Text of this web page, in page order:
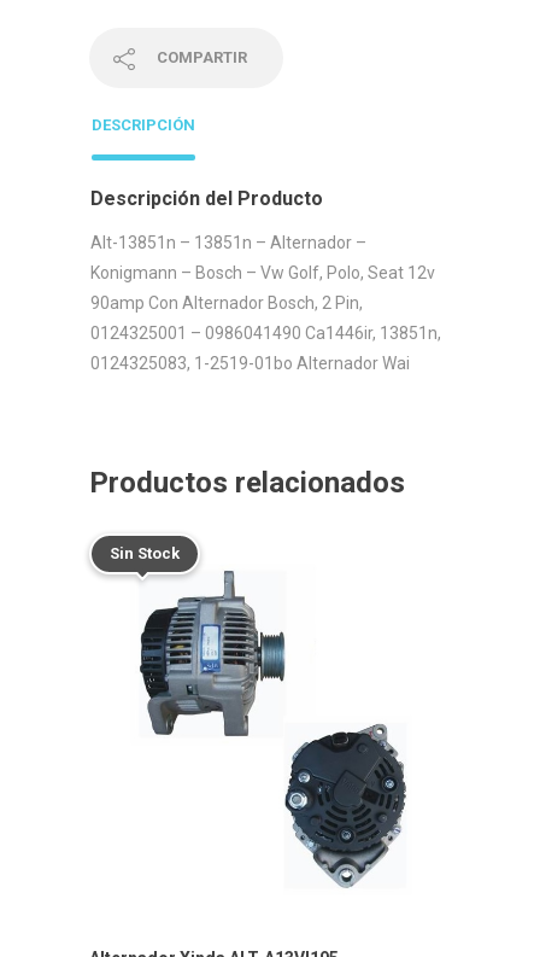
COMPARTIR
DESCRIPCIÓN
Descripción del Producto
Alt-13851n – 13851n – Alternador –
Konigmann – Bosch – Vw Golf, Polo, Seat 12v
90amp Con Alternador Bosch, 2 Pin,
0124325001 – 0986041490 Ca1446ir, 13851n,
0124325083, 1-2519-01bo Alternador Wai
Productos relacionados
Sin Stock